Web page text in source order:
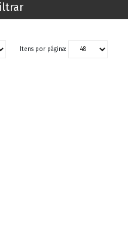
Itens por página: